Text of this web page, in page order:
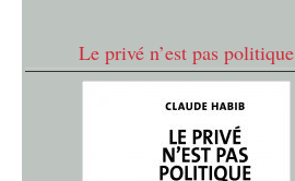
Le privé n’est pas politique